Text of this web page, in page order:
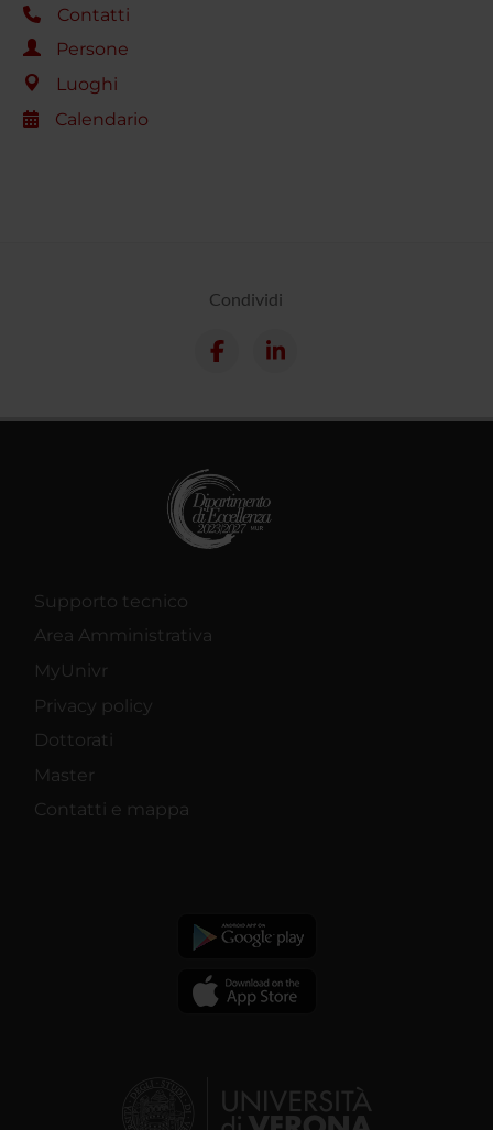
Contatti
Persone
Luoghi
Calendario
Condividi
Supporto tecnico
Area Amministrativa
MyUnivr
Privacy policy
Dottorati
Master
Contatti e mappa